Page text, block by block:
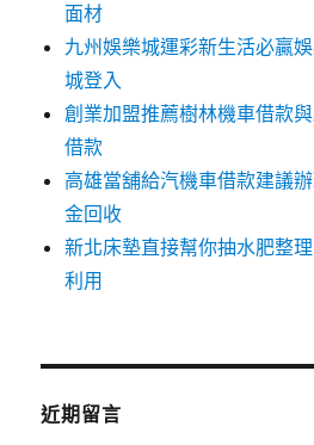
面材
九州娛樂城運彩新生活必贏
城登入
創業加盟推薦樹林機車借款
借款
高雄當舖給汽機車借款建議
金回收
新北床墊直接幫你抽水肥整
利用
近期留言